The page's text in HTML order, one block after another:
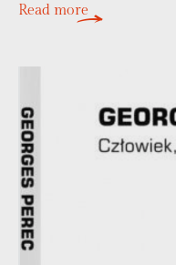
Read more